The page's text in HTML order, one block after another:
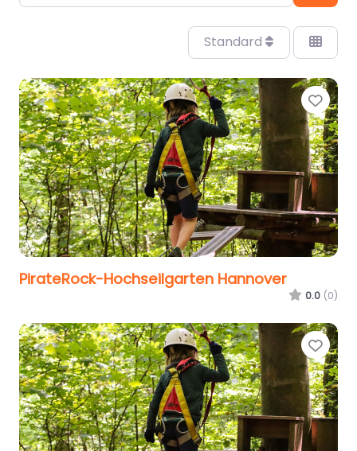
Standard
PirateRock-Hochseilgarten Hannover
0.0 (0)